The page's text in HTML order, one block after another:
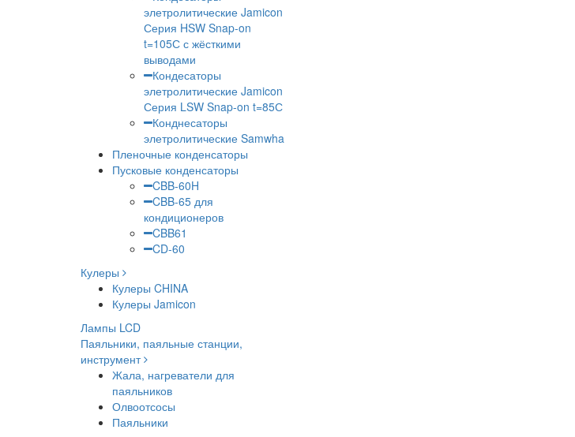
элетролитические Jamicon
Серия HSW Snap-on
t=105С с жёсткими
выводами
Кондесаторы
элетролитические Jamicon
Серия LSW Snap-on t=85С
Конднесаторы
элетролитические Samwha
Пленочные конденсаторы
Пусковые конденсаторы
CBB-60H
CBB-65 для
кондиционеров
CBB61
CD-60
Кулеры
Кулеры CHINA
Кулеры Jamicon
Лампы LCD
Паяльники, паяльные станции,
инструмент
Жала, нагреватели для
паяльников
Олвоотсосы
Паяльники